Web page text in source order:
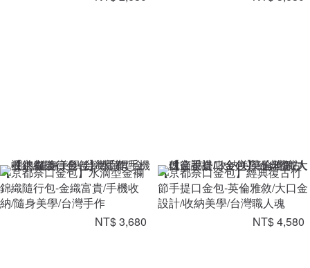
【京都奈口金包】水滴型金襴
錦織隨行包-金織富貴/手機收
納/隨身美學/台灣手作
NT$ 3,680
【京都奈口金包】經典復古竹
節手提口金包-英倫雅敘/大口金
設計/收納美學/台灣職人魂
NT$ 4,580